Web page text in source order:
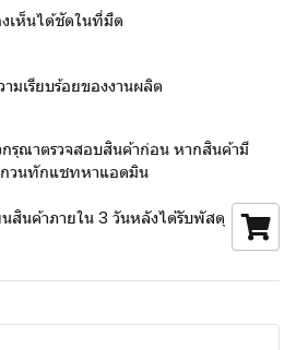
เห็นได้ชัดในที่มืด
มเรียบร้อยของงานผลิต
กรุณาตรวจสอบสินค้าก่อน หากสินค้ามี
วนทักแชทหาแอดมิน
สินค้าภายใน 3 วันหลังได้รับพัสดุ